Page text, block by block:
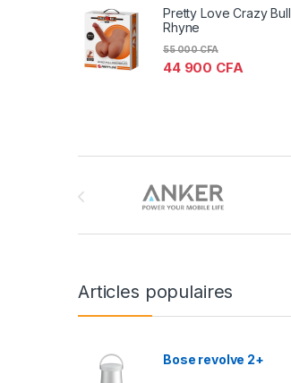
Pretty Love Crazy Bull
Rhyne
44 900 CFA
55 000CFA
Articles populaires
Bose revolve 2+